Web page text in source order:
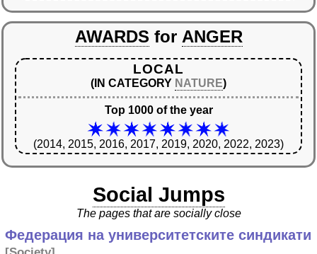
AWARDS for ANGER
LOCAL
(IN CATEGORY NATURE)
Top 1000 of the year
(2014, 2015, 2016, 2017, 2019, 2020, 2022, 2023)
Social Jumps
The pages that are socially close
Федерация на университетските синдикати